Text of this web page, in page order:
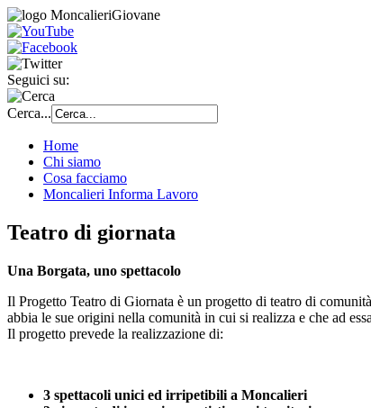
Seguici su:
Cerca...
Home
Chi siamo
Cosa facciamo
Moncalieri Informa Lavoro
Teatro di giornata
Una Borgata, uno spettacolo
Il Progetto Teatro di Giornata è un progetto di teatro di
abbia le sue origini nella comunità in cui si realizza e che ad
Il progetto prevede la realizzazione di:
3 spettacoli unici ed irripetibili a Moncalieri